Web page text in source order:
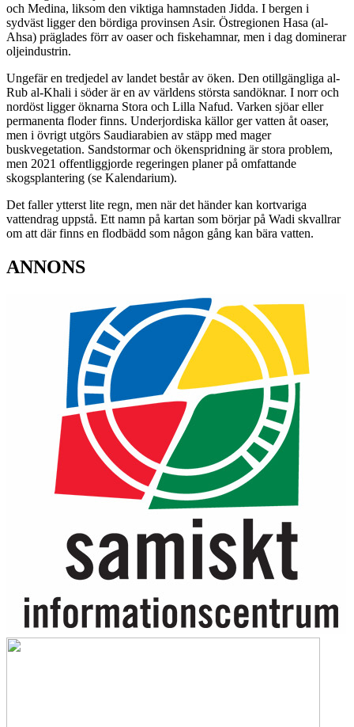
och Medina, liksom den viktiga hamnstaden Jidda. I bergen i
sydväst ligger den bördiga provinsen Asir. Östregionen Hasa (al-
Ahsa) präglades förr av oaser och fiskehamnar, men i dag dominerar
oljeindustrin.
Ungefär en tredjedel av landet består av öken. Den otillgängliga al-
Rub al-Khali i söder är en av världens största sandöknar. I norr och
nordöst ligger öknarna Stora och Lilla Nafud. Varken sjöar eller
permanenta floder finns. Underjordiska källor ger vatten åt oaser,
men i övrigt utgörs Saudiarabien av stäpp med mager
buskvegetation. Sandstormar och ökenspridning är stora problem,
men 2021 offentliggjorde regeringen planer på omfattande
skogsplantering (se Kalendarium).
Det faller ytterst lite regn, men när det händer kan kortvariga
vattendrag uppstå. Ett namn på kartan som börjar på Wadi skvallrar
om att där finns en flodbädd som någon gång kan bära vatten.
ANNONS